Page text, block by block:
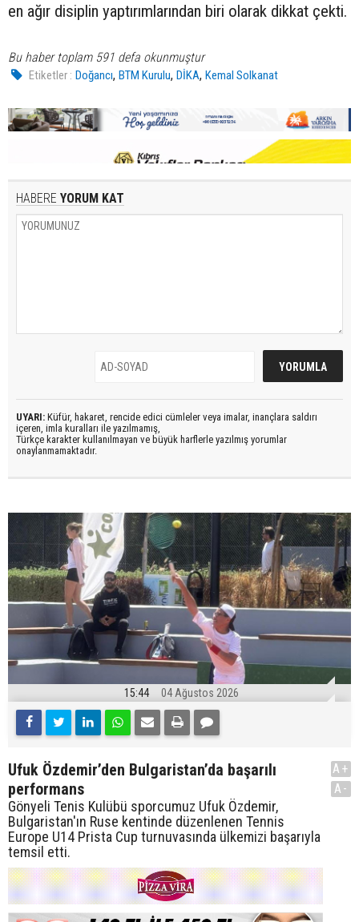
en ağır disiplin yaptırımlarından biri olarak dikkat çekti.
Bu haber toplam 591 defa okunmuştur
Etiketler : Doğancı,BTM Kurulu,DİKA,Kemal Solkanat
HABERE YORUM KAT
UYARI: Küfür, hakaret, rencide edici cümleler veya imalar, inançlara saldırı
içeren, imla kuralları ile yazılmamış,
Türkçe karakter kullanılmayan ve büyük harflerle yazılmış yorumlar
onaylanmamaktadır.
15:44 04 Ağustos 2026
Ufuk Özdemir’den Bulgaristan’da başarılı
performans
Gönyeli Tenis Kulübü sporcumuz Ufuk Özdemir,
Bulgaristan'ın Ruse kentinde düzenlenen Tennis
Europe U14 Prista Cup turnuvasında ülkemizi başarıyla
temsil etti.
A+
A-